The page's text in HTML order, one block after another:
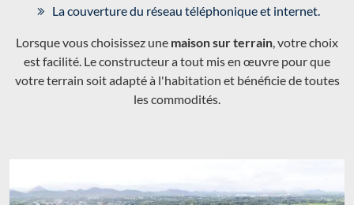
La couverture du réseau téléphonique et internet.
Lorsque vous choisissez une maison sur terrain , votre choix
est facilité. Le constructeur a tout mis en œuvre pour que
votre terrain soit adapté à l'habitation et bénéficie de toutes
les commodités.